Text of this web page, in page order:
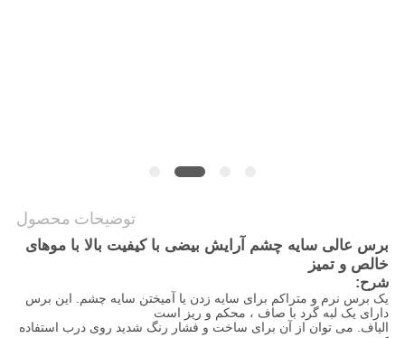
توضیحات محصول
برس عالی سایه چشم آرایش بیضی با کیفیت بالا با موهای
خالص و تمیز
شرح:
یک برس نرم و متراکم برای سایه زدن یا آمیختن سایه چشم. این برس
دارای یک لبه گرد با صاف ، محکم و ریز است
الیاف. می توان از آن برای ساخت و فشار رنگ شدید روی درب استفاده